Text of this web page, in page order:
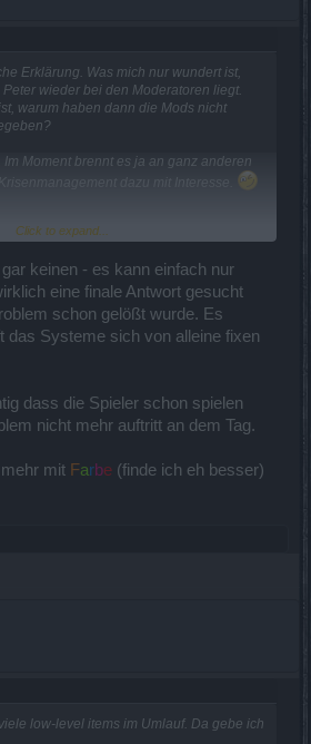
Erklärung. Was mich nur wundert ist,
wieder bei den Moderatoren liegt.
warum haben dann die Mods nicht
Moment brennt es ja an ganz anderen
anderen Mitteln zu machen. Im
haben Anführungszeichen durchaus
Click to expand...
keinen - es kann einfach nur
eine finale Antwort gesucht
schon gelößt wurde. Es
das Systeme sich von alleine fixen
dass die Spieler schon spielen
nicht mehr auftritt an dem Tag.
mit Farbe (finde ich eh besser)
low-level items im Umlauf. Da gebe ich